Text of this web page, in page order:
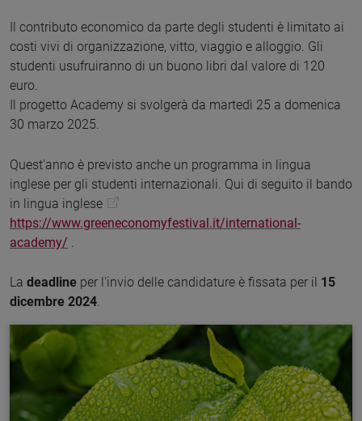
Il contributo economico da parte degli studenti è limitato ai
costi vivi di organizzazione, vitto, viaggio e alloggio. Gli
studenti usufruiranno di un buono libri dal valore di 120
euro.
Il progetto Academy si svolgerà da martedì 25 a domenica
30 marzo 2025.
Quest'anno è previsto anche un programma in lingua
inglese per gli studenti internazionali. Qui di seguito il bando
in lingua inglese
https://www.greeneconomyfestival.it/international-
academy/
La deadline per l'invio delle candidature è fissata per il 15
dicembre 2024.